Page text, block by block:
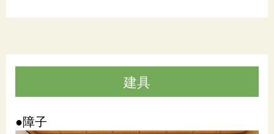
建具
●障子